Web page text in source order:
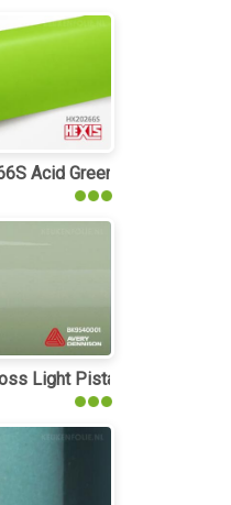
Acid Green Satin
Light Pistachio